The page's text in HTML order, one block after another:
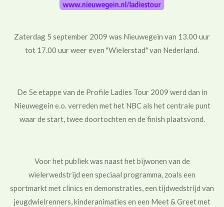
Zaterdag 5 september 2009 was Nieuwegein van 13.00 uur
tot 17.00 uur weer even "Wielerstad" van Nederland.
De 5e etappe van de Profile Ladies Tour 2009 werd dan in
Nieuwegein e.o. verreden met het NBC als het centrale punt
waar de start, twee doortochten en de finish plaatsvond.
Voor het publiek was naast het bijwonen van de
wielerwedstrijd een speciaal programma, zoals een
sportmarkt met clinics en demonstraties, een tijdwedstrijd van
jeugdwielrenners, kinderanimaties en een Meet & Greet met